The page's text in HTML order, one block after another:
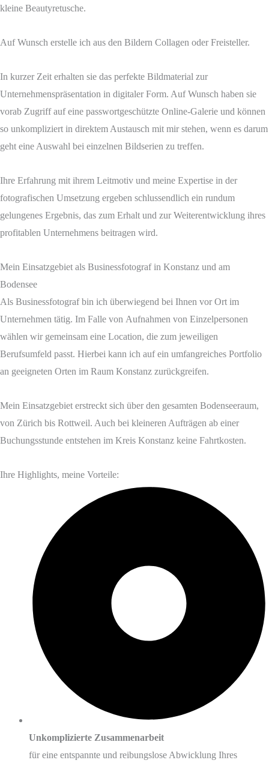
kleine Beautyretusche.
Auf Wunsch erstelle ich aus den Bildern Collagen oder Freisteller.
In kurzer Zeit erhalten sie das perfekte Bildmaterial zur
Unternehmenspräsentation in digitaler Form. Auf Wunsch haben sie
vorab Zugriff auf eine passwortgeschützte Online-Galerie und können
so unkompliziert in direktem Austausch mit mir stehen, wenn es darum
geht eine Auswahl bei einzelnen Bildserien zu treffen.
Ihre Erfahrung mit ihrem Leitmotiv und meine Expertise in der
fotografischen Umsetzung ergeben schlussendlich ein rundum
gelungenes Ergebnis, das zum Erhalt und zur Weiterentwicklung ihres
profitablen Unternehmens beitragen wird.
Mein Einsatzgebiet als Businessfotograf in Konstanz und am
Bodensee
Als Businessfotograf bin ich überwiegend bei Ihnen vor Ort im
Unternehmen tätig. Im Falle von Aufnahmen von Einzelpersonen
wählen wir gemeinsam eine Location, die zum jeweiligen
Berufsumfeld passt. Hierbei kann ich auf ein umfangreiches Portfolio
an geeigneten Orten im Raum Konstanz zurückgreifen.
Mein Einsatzgebiet erstreckt sich über den gesamten Bodenseeraum,
von Zürich bis Rottweil. Auch bei kleineren Aufträgen ab einer
Buchungsstunde entstehen im Kreis Konstanz keine Fahrtkosten.
Ihre Highlights, meine Vorteile:
Unkomplizierte Zusammenarbeit
für eine entspannte und reibungslose Abwicklung Ihres